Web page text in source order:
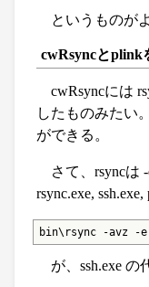
というものが
cwRsyncとplink
cwRsyncには
したものみたい
ができる。
さて、rsyncは
rsync.exe,
bin\rsync -avz -
が、ssh.exe